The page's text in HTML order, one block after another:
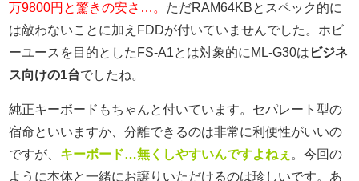
万9800円と驚きの安さ…。 ただRAM64KBとスペック的に
は敵わないことに加えFDDが付いていませんでした。ホビ
ーユースを目的としたFS-A1とは対象的にML-G30は ビジネ
ス向けの1台でしたね。
純正キーボードもちゃんと付いています。セパレート型の
宿命といいますか、分離できるのは非常に利便性がいいの
ですが、 キーボード…無くしやすいんですよねぇ 。今回の
ように本体と一緒にお譲りいただけるのは珍しいです。あ